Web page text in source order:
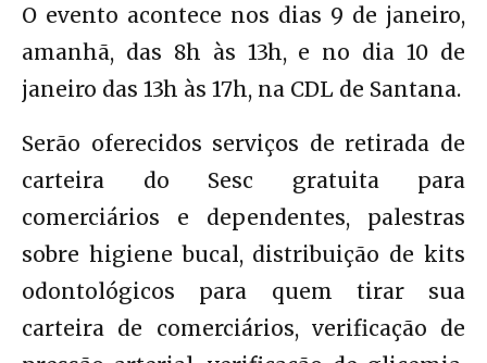
O evento acontece nos dias 9 de janeiro,
amanhã, das 8h às 13h, e no dia 10 de
janeiro das 13h às 17h, na CDL de Santana.
Serão oferecidos serviços de retirada de
carteira do Sesc gratuita para
comerciários e dependentes, palestras
sobre higiene bucal, distribuição de kits
odontológicos para quem tirar sua
carteira de comerciários, verificação de